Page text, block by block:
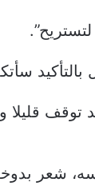
توقف
شعر